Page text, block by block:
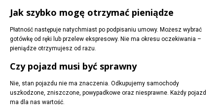
Jak szybko mogę otrzymać pieniądze
Płatność następuje natychmiast po podpisaniu umowy. Możesz wybrać
gotówkę od ręki lub przelew ekspresowy. Nie ma okresu oczekiwania –
pieniądze otrzymujesz od razu.
Czy pojazd musi być sprawny
Nie, stan pojazdu nie ma znaczenia. Odkupujemy samochody
uszkodzone, zniszczone, powypadkowe oraz niesprawne. Każdy pojazd
ma dla nas wartość.